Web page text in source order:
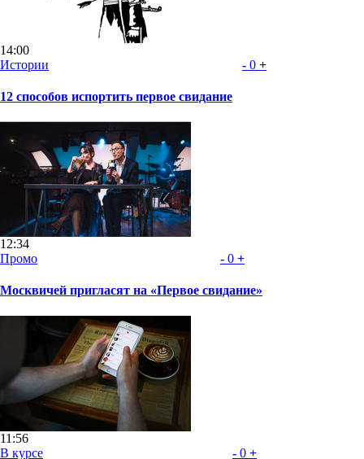
14:00
Истории
- 0 +
12 способов испортить первое свидание
12:34
Промо
- 0 +
Москвичей пригласят на «Первое свидание»
11:56
В курсе
- 0 +